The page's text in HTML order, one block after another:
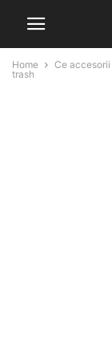
Home
Ce
trash